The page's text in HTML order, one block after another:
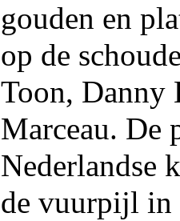
gouden en
op de
Toon, Danny
Marceau. De
Nederlandse
de vuurpijl in